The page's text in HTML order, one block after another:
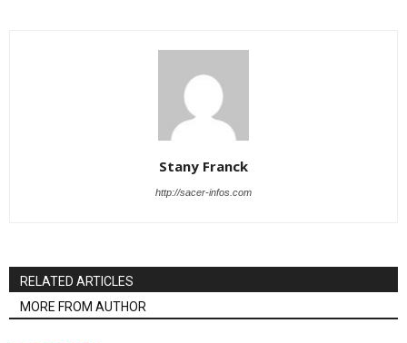
Stany Franck
http://sacer-infos.com
RELATED ARTICLES
MORE FROM AUTHOR